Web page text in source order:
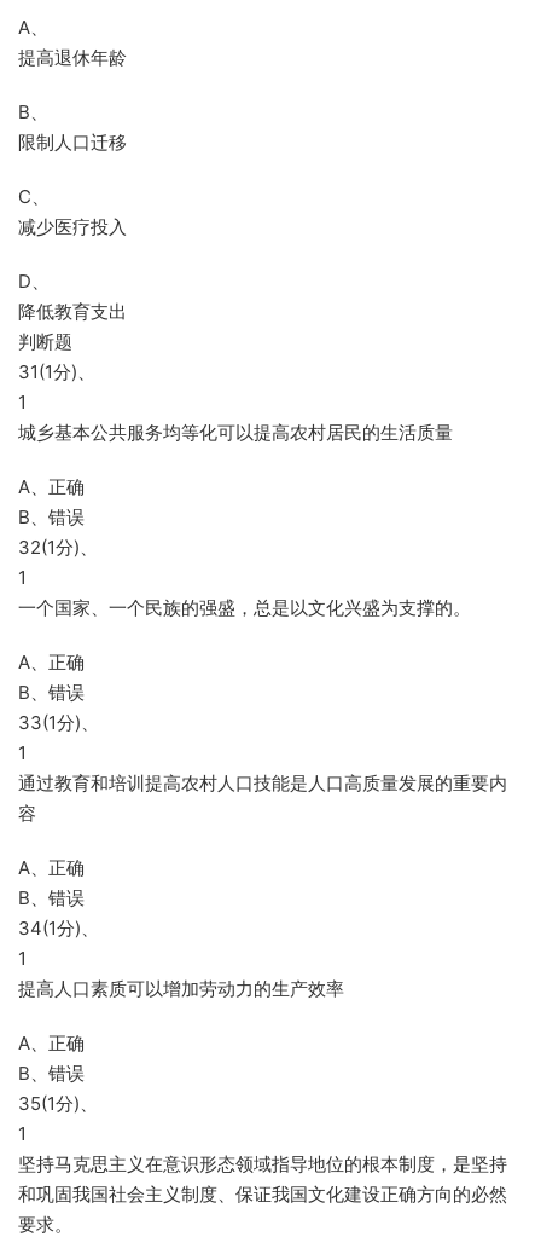
A、
提高退休年龄
B、
限制人口迁移
C、
减少医疗投入
D、
降低教育支出
判断题
31(1分)、
1
城乡基本公共服务均等化可以提高农村居民的生活质量
A、正确
B、错误
32(1分)、
1
一个国家、一个民族的强盛，总是以文化兴盛为支撑的。
A、正确
B、错误
33(1分)、
1
通过教育和培训提高农村人口技能是人口高质量发展的重要内
容
A、正确
B、错误
34(1分)、
1
提高人口素质可以增加劳动力的生产效率
A、正确
B、错误
35(1分)、
1
坚持马克思主义在意识形态领域指导地位的根本制度，是坚持
和巩固我国社会主义制度、保证我国文化建设正确方向的必然
要求。